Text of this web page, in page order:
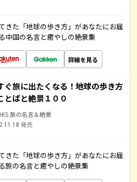
きた「地球の歩き方」があなたにお届
中国の名言と癒やしの絶景集
詳細を見る
ぐ旅に出たくなる！地球の歩き方
とばと絶景１００
旅の名言＆絶景
発売
きた「地球の歩き方」があなたにお届
旅の名言と癒やしの絶景集